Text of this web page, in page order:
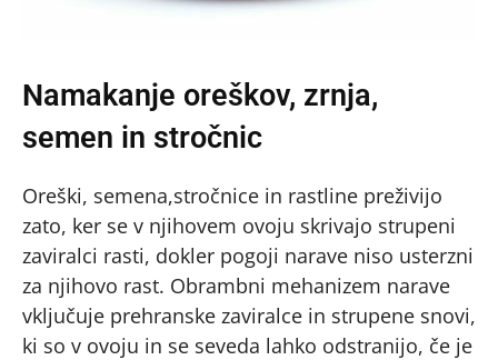
Namakanje oreškov, zrnja,
semen in stročnic
Oreški, semena,stročnice in rastline preživijo
zato, ker se v njihovem ovoju skrivajo strupeni
zaviralci rasti, dokler pogoji narave niso usterzni
za njihovo rast. Obrambni mehanizem narave
vključuje prehranske zaviralce in strupene snovi,
ki so v ovoju in se seveda lahko odstranijo, če je